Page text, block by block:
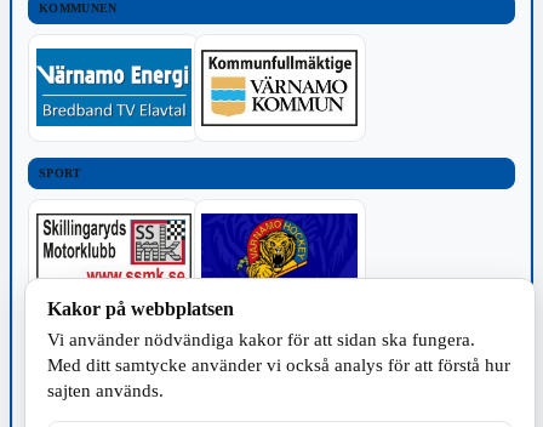
KOMMUNEN
SPORT
TILLVERKNING
Kakor på webbplatsen
Vi använder nödvändiga kakor för att sidan ska fungera.
Med ditt samtycke använder vi också analys för att förstå hur
sajten används.